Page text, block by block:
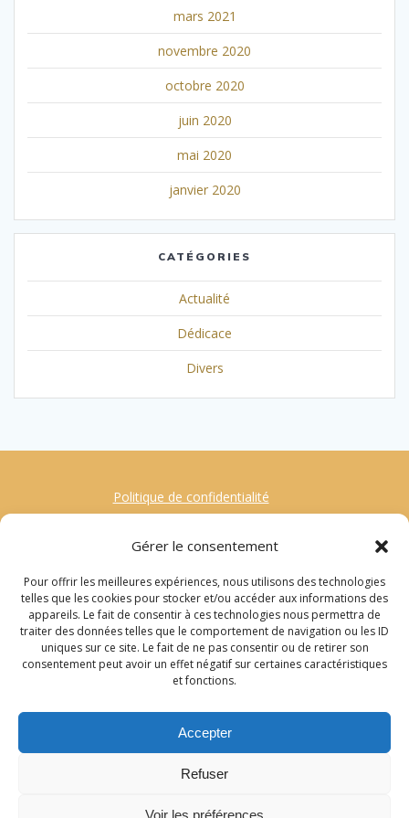
Gérer le consentement
Pour offrir les meilleures expériences, nous utilisons des technologies
telles que les cookies pour stocker et/ou accéder aux informations des
appareils. Le fait de consentir à ces technologies nous permettra de
traiter des données telles que le comportement de navigation ou les ID
uniques sur ce site. Le fait de ne pas consentir ou de retirer son
consentement peut avoir un effet négatif sur certaines caractéristiques
et fonctions.
Accepter
Refuser
Voir les préférences
mars 2021
novembre 2020
octobre 2020
juin 2020
mai 2020
janvier 2020
CATÉGORIES
Actualité
Dédicace
Divers
Politique de confidentialité
Gestion des Cookies
Recherche
pour
© 2022 Sylvie Callet
Retrouvez-moi sur la page Facebook Ecriture